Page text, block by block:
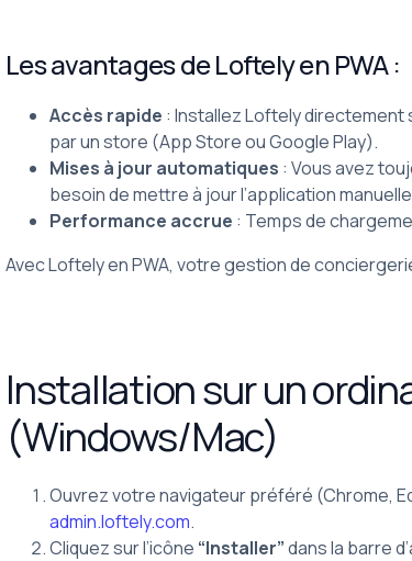
Les avantages de Loftely en PWA :
Accès rapide : Installez Loftely directement
par un store (App Store ou Google Play).
Mises à jour automatiques : Vous avez
besoin de mettre à jour l’application
Performance accrue : Temps de
Avec Loftely en PWA, votre gestion de
Installation sur un
(Windows/Mac)
Ouvrez votre navigateur préféré (Chrome,
admin.loftely.com.
Cliquez sur l’icône “Installer”dans la barre